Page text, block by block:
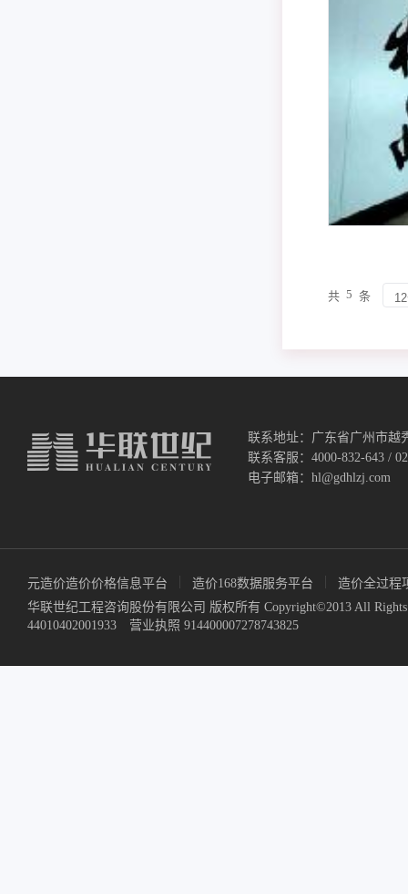
共 5 条
联系地址：广东省广州市越
联系客服：4000-832-643 /
电子邮箱：hl@gdhlzj.com
元造价造价价格信息平台 造价168数据服务平台
造价全过程
华联世纪工程咨询股份有限公司 版权所有 Copyright©2013 All
44010402001933 营业执照 914400007278743825